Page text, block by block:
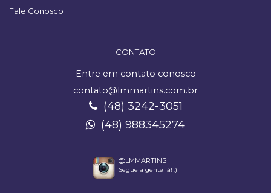
Fale Conosco
CONTATO
Entre em contato conosco
contato@lmmartins.com.br
(48) 3242-3051
(48) 988345274
@LMMARTINS_
Segue a gente lá! :)